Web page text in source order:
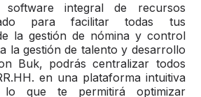
integral de recursos
para facilitar todas tus
la gestión de nómina y control
la gestión de talento y desarrollo
Buk, podrás centralizar todos
en una plataforma intuitiva
lo que te permitirá optimizar